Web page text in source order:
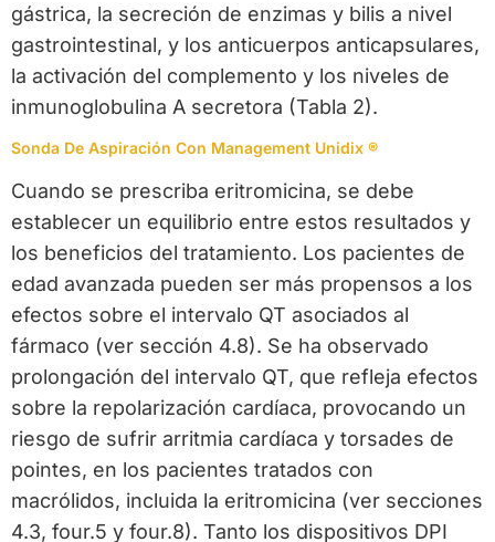
gástrica, la secreción de enzimas y bilis a nivel
gastrointestinal, y los anticuerpos anticapsulares,
la activación del complemento y los niveles de
inmunoglobulina A secretora (Tabla 2).
Sonda De Aspiración Con Management Unidix ®
Cuando se prescriba eritromicina, se debe
establecer un equilibrio entre estos resultados y
los beneficios del tratamiento. Los pacientes de
edad avanzada pueden ser más propensos a los
efectos sobre el intervalo QT asociados al
fármaco (ver sección 4.8). Se ha observado
prolongación del intervalo QT, que refleja efectos
sobre la repolarización cardíaca, provocando un
riesgo de sufrir arritmia cardíaca y torsades de
pointes, en los pacientes tratados con
macrólidos, incluida la eritromicina (ver secciones
4.3, four.5 y four.8). Tanto los dispositivos DPI